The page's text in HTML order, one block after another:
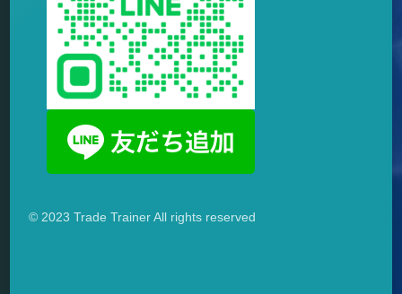
© 2023 Trade Trainer All rights reserved